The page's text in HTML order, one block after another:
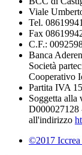
Viale
Tel. 08619941
Fax
C.F.:
Banca
Società
Cooperativo
Partita IVA
Soggetta
D000027128
all'indirizzo
©2017 Iccrea